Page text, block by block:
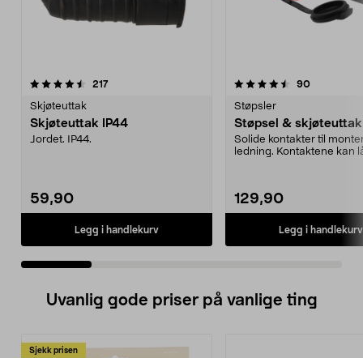
217anmeldelser
Skjøteuttak
Skjøteuttak IP44
Jordet. IP44.
59,90
Legg i handlekurv
4.5 av 5 stjerner 90
Støpsler
Støpsel & skjøteuttak
Solide kontakter til
ledning. Kontaktene kan
129,90
Legg i handlekurv
4.5 av 5 stjerner
Uvanlig gode priser på vanlige ting
Sjekk prisen